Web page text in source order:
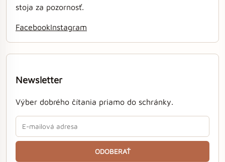
stoja za pozornosť.
FacebookInstagram
Newsletter
Výber dobrého čítania priamo do schránky.
ODOBERAŤ